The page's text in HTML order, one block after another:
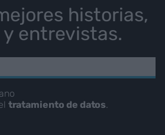
historias,
entrevistas.
tratamiento de datos.